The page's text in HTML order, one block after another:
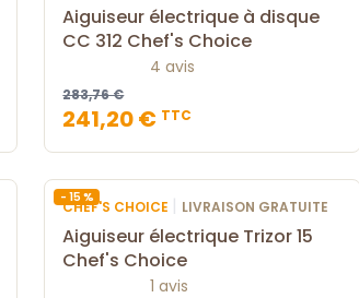
Aiguiseur électrique à disque
CC 312 Chef's Choice
4 avis
283,76 €
241,20 € TTC
- 15 %
CHEF'S CHOICE | LIVRAISON GRATUITE
Aiguiseur électrique Trizor 15
Chef's Choice
1 avis